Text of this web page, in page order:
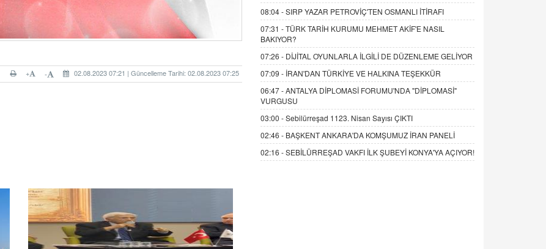
02.08.2023 07:21 | Güncelleme Tarihi: 02.08.2023 07:25
-
+
08:04 -SIRP YAZAR PETROVİÇ'TEN OSMANLI İTİRAFI
07:31 -TÜRK TARİH KURUMU MEHMET AKİF'E NASIL
BAKIYOR?
07:26 - DİJİTAL OYUNLARLA İLGİLİ DE DÜZENLEME GELİYOR
07:09 - İRAN'DAN TÜRKİYE VE HALKINA TEŞEKKÜR
06:47 -ANTALYA DİPLOMASİ FORUMU'NDA "DİPLOMASİ"
VURGUSU
03:00 -Sebilürreşad 1123. Nisan Sayısı ÇIKTI
02:46 - BAŞKENT ANKARA'DA KOMŞUMUZ İRAN PANELİ
02:16 -SEBİLÜRREŞAD VAKFI İLK ŞUBEYİ KONYA'YA AÇIYOR!